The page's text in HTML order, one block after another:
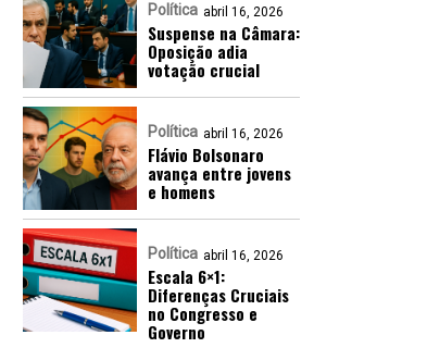
Política abril 16, 2026
Suspense na Câmara:
Oposição adia
votação crucial
Política abril 16, 2026
Flávio Bolsonaro
avança entre jovens
e homens
Política abril 16, 2026
Escala 6×1:
Diferenças Cruciais
no Congresso e
Governo